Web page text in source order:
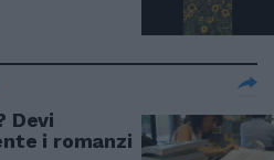
Devi
i romanzi